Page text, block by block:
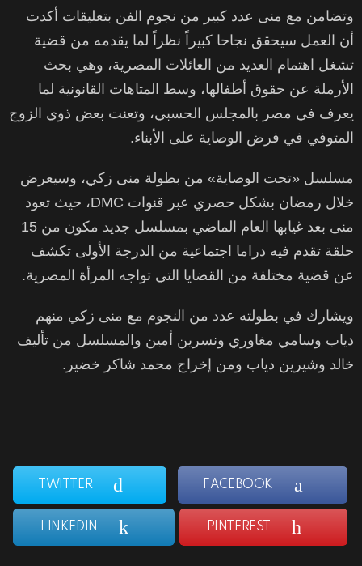
وتضامن مع منى عدد كبير من نجوم الفن بتعليقات أكدت
أن العمل سيحقق نجاحا كبيراً نظراً لما يقدمه من قضية
تشغل اهتمام العديد من العائلات المصرية، وهي بحث
الأرملة عن حقوق أطفالها، وسط المتاهات القانونية لما
يعرف في مصر بالمجلس الحسبي، وتعنت بعض ذوي الزوج
المتوفي في فرض الوصاية على الأبناء.
مسلسل «تحت الوصاية» من بطولة منى زكي، وسيعرض
خلال رمضان بشكل حصري عبر قنوات DMC، حيث تعود
منى بعد غيابها العام الماضي بمسلسل جديد مكون من 15
حلقة تقدم فيه دراما اجتماعية من الدرجة الأولى تكشف
عن قضية مختلفة من القضايا التي تواجه المرأة المصرية.
ويشارك في بطولته عدد من النجوم مع منى زكي منهم
دياب وسامي مغاوري ونسرين أمين والمسلسل من تأليف
خالد وشيرين دياب ومن إخراج محمد شاكر خضير.
FACEBOOK
TWITTER
PINTEREST
LINKEDIN